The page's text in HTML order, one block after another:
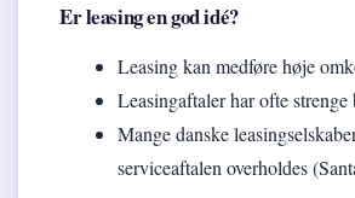
Er leasing en god idé?
Leasing kan medføre høje
Leasingaftaler har ofte
Mange danske
serviceaftalen overholdes